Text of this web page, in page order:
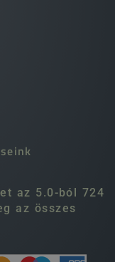
az 5.0-ból 724
az összes